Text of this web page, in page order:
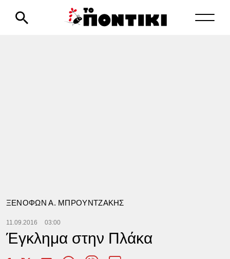
ΞΕΝΟΦΩΝ Α. ΜΠΡΟΥΝΤΖΑΚΗΣ
11.09.2016 03:00
Έγκλημα στην Πλάκα